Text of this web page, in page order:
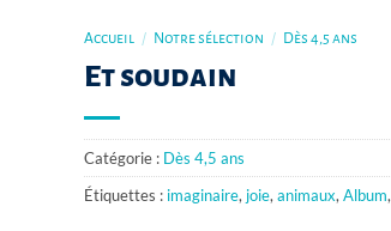
Accueil / Notre sélection / Dès 4,5 ans
Et soudain
Catégorie : Dès 4,5 ans
Étiquettes : imaginaire, joie, animaux, Album,